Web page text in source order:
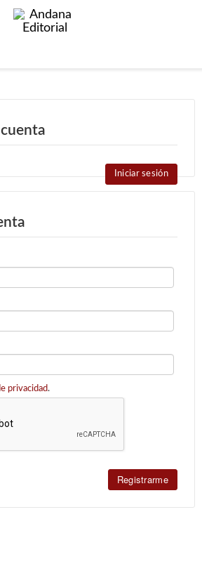
Iniciar sesión
privacidad.
Registrarme